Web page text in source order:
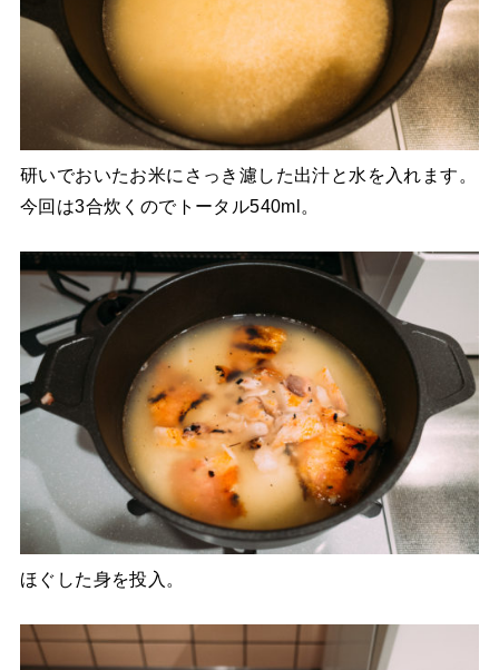
研いでおいたお米にさっき濾した出汁と水を入れます。
今回は3合炊くのでトータル540ml。
ほぐした身を投入。